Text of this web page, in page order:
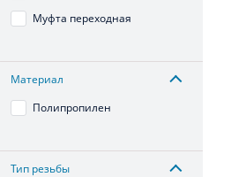
Муфта переходная
Материал
Полипропилен
Тип резьбы